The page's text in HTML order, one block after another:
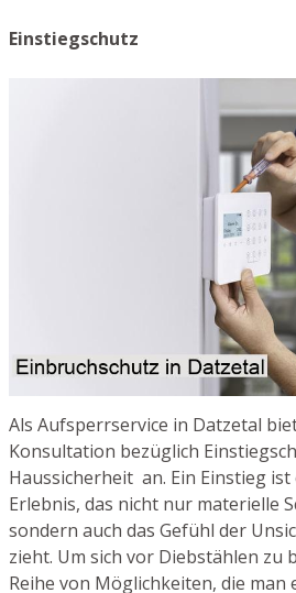
Einstiegschutz
Als Aufsperrservice in Datzetal
Konsultation bezüglich
Haussicherheit an. Ein Einstieg ist
Erlebnis, das nicht nur materielle
sondern auch das Gefühl der
zieht. Um sich vor Diebstählen zu
Reihe von Möglichkeiten, die man